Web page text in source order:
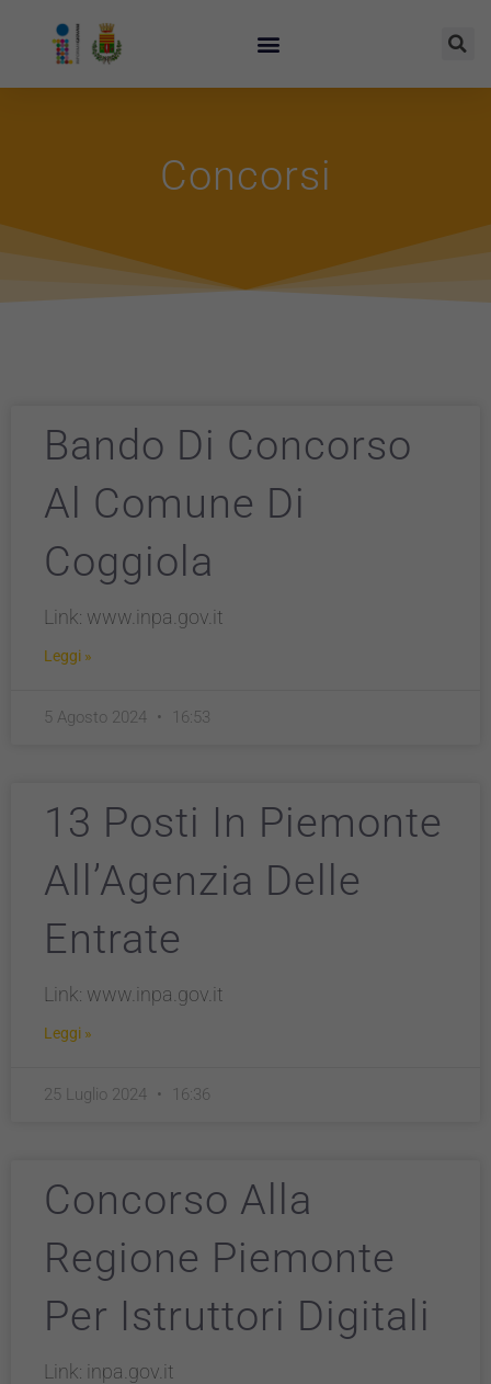
Concorsi
Bando Di Concorso
Al Comune Di
Coggiola
Link: www.inpa.gov.it
Leggi »
5 Agosto 2024 16:53
13 Posti In Piemonte
All’Agenzia Delle
Entrate
Link: www.inpa.gov.it
Leggi »
25 Luglio 2024 16:36
Concorso Alla
Regione Piemonte
Per Istruttori Digitali
Link: inpa.gov.it